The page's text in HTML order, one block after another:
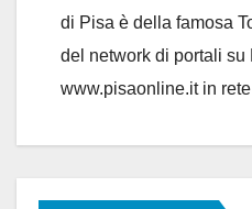
di Pisa è della famosa
del network di portali su
www.pisaonline.it in